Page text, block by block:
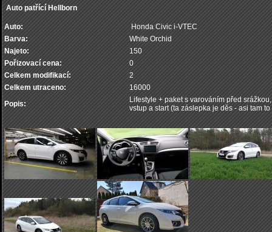
Auto patřící Hellborn
Auto:
Honda Civic i-VTEC
Barva:
White Orchid
Najeto:
150
Pořizovací cena:
0
Celkem modifikací:
2
Celkem utraceno:
16000
Popis:
Lifestyle + paket s varováním před
vstup a start (ta záslepka je děs - asi tam